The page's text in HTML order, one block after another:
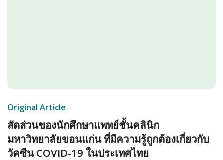
Original Article
สัดส่วนของนักศึกษาแพทย์ชั้นคลินิก
มหาวิทยาลัยขอนแก่น ที่มีความรู้ถูกต้องเกี่ยวกับ
วัคซีน COVID-19 ในประเทศไทย